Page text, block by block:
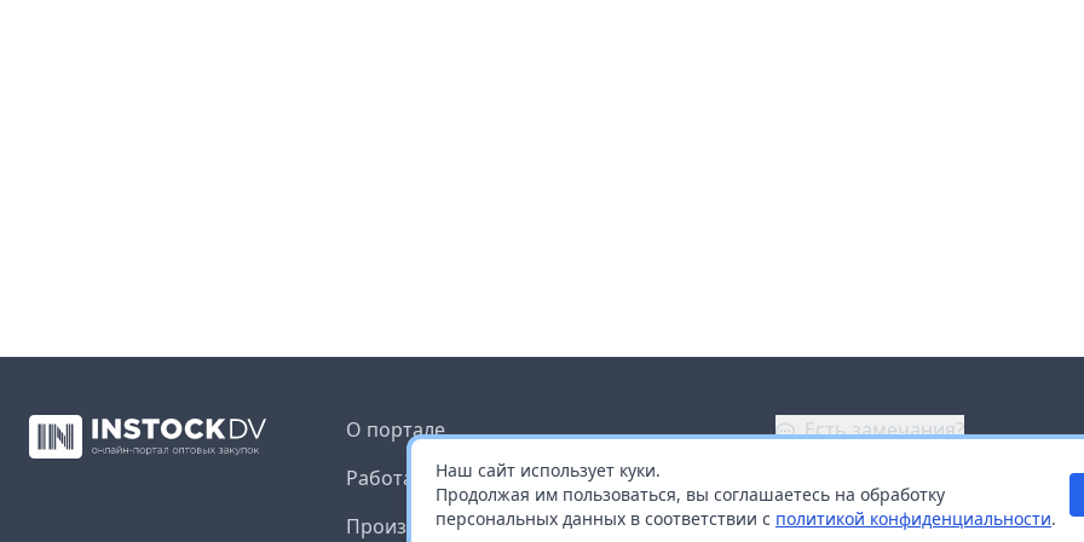
Наш сайт использует куки.
Продолжая им пользоваться, вы соглашаетесь на обработку
персональных данных в соответствии с политикой конфиденциальности.
О портале
Работа с платформой
Производителям и дистрибьюторам
Есть замечания?
Заказать звонок